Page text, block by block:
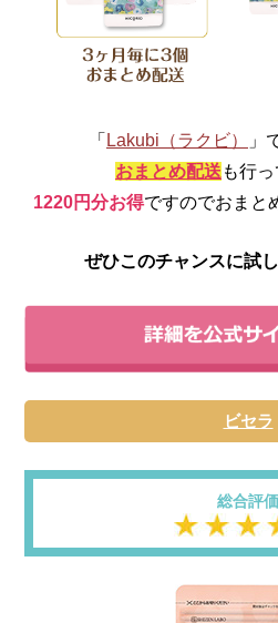
「 Lakubi（ラクビ）
」
おまとめ配送 も行
1220円分お得ですのでおまと
ぜひこのチャンスに試
ビセラ
総合評価